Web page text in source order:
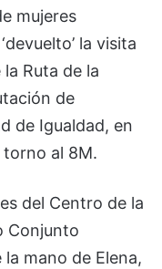
mujeres
la visita
Ruta de la
de
de Igualdad, en
torno al 8M.
del Centro de la
Conjunto
mano de Elena,